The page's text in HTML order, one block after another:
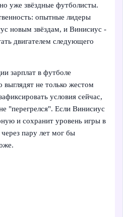
уже звёздные футболисты.
опытные лидеры
новым звёздам, и Винисиус -
двигателем следующего
зарплат в футболе
не только жестом
условия сейчас,
"перегрелся". Если Винисиус
и сохранит уровень игры в
пару лет мог бы